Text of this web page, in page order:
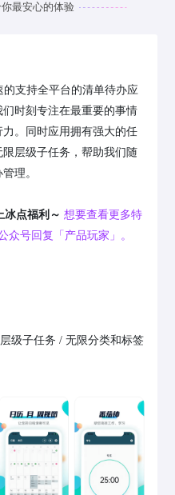
最安心的体验
的支持全平台的清单待办应
时刻专注在最重要的事情
。同时应用拥有强大的任
层级子任务，帮助我们随
理。
冰点福利～想要查看更多特
众号回复「产品玩家」。
级子任务 / 无限分类和标签